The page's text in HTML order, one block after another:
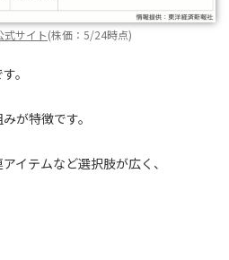
式サイト(株価：5/24時点)
。
が特徴です。
イテムなど選択肢が広く、